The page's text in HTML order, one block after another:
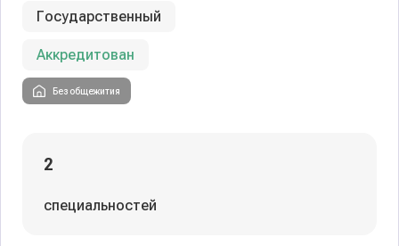
Государственный
Аккредитован
Без общежития
2
специальностей